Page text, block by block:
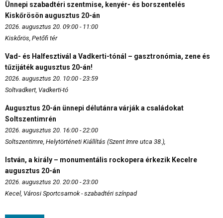
Ünnepi szabadtéri szentmise, kenyér- és borszentelés
Kiskőrösön augusztus 20-án
2026. augusztus 20. 09:00 - 11:00
Kiskőrös, Petőfi tér
Vad- és Halfesztivál a Vadkerti-tónál – gasztronómia, zene és
tűzijáték augusztus 20-án!
2026. augusztus 20. 10:00 - 23:59
Soltvadkert, Vadkerti-tó
Augusztus 20-án ünnepi délutánra várják a családokat
Soltszentimrén
2026. augusztus 20. 16:00 - 22:00
Soltszentimre, Helytörténeti Kiállítás (Szent Imre utca 38.),
István, a király – monumentális rockopera érkezik Kecelre
augusztus 20-án
2026. augusztus 20. 20:00 - 23:00
Kecel, Városi Sportcsarnok - szabadtéri színpad